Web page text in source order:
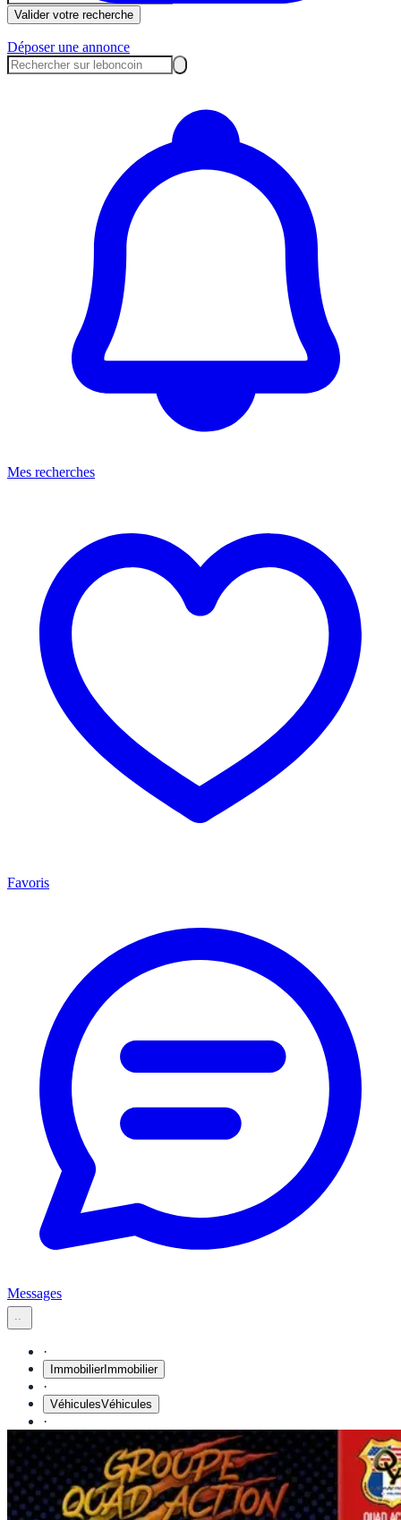
Valider votre recherche
Déposer une annonce
Mes recherches
Favoris
Messages
Immobilier
Véhicules
Matériel pro
Emploi
Mode